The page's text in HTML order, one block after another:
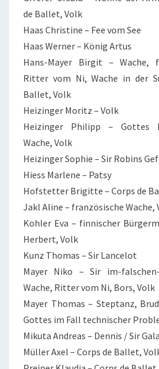
de Ballet, Volk
Haas Christine – Fee vom See
Haas Werner – König Artus
Hans-Mayer Birgit – Wache,
Ritter vom Ni, Wache in der
Ballet, Volk
Heizinger Moritz – Volk
Heizinger Philipp – Gottes
Wache, Volk
Heizinger Sophie – Sir Robins
Hiess Marlene – Patsy
Hofstetter Brigitte – Corps de
Jakl Aline – französische Wache,
Kohler Eva – finnischer
Herbert, Volk
Kunz Thomas – Sir Lancelot
Mayer Niko – Sir im-
Wache, Ritter vom Ni, Bors, Volk
Mayer Thomas – Steptanz,
Gottes im Fall technischer
Mikuta Andreas – Dennis / Sir
Müller Axel – Corps de Ballet,